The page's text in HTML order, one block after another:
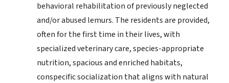
behavioral rehabilitation of previously neglected
and/or abused lemurs. The residents are provided,
often for the first time in their lives, with
specialized veterinary care, species-appropriate
nutrition, spacious and enriched habitats,
conspecific socialization that aligns with natural